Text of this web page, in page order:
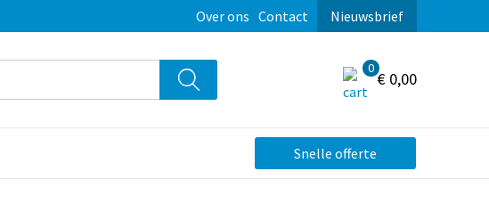
Over ons Contact Nieuwsbrief
0
€ 0,00
Snelle offerte